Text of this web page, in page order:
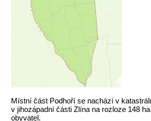
Místní část Podhoří se nachází v
v jihozápadní části Zlína na rozloze 148
obyvatel.